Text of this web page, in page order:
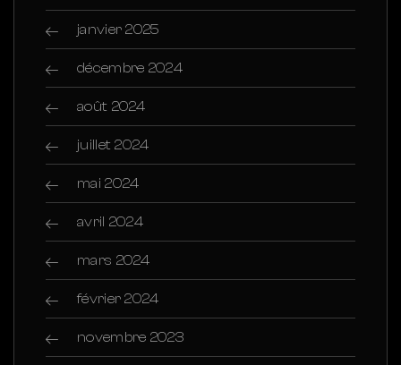
janvier 2025
décembre 2024
août 2024
juillet 2024
mai 2024
avril 2024
mars 2024
février 2024
novembre 2023